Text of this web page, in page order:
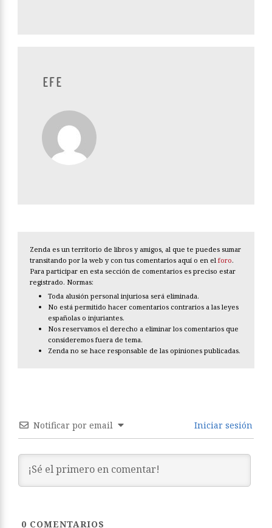
EFE
Zenda es un territorio de libros y amigos, al que te puedes sumar
transitando por la web y con tus comentarios aquí o en el foro.
Para participar en esta sección de comentarios es preciso estar
registrado. Normas:
Toda alusión personal injuriosa será eliminada.
No está permitido hacer comentarios contrarios a las leyes
españolas o injuriantes.
Nos reservamos el derecho a eliminar los comentarios que
consideremos fuera de tema.
Zenda no se hace responsable de las opiniones publicadas.
Notificar por email Iniciar sesión
0 COMENTARIOS